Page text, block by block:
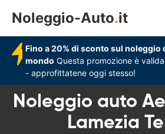
Noleggio-Auto.it
Fino a 20% di sconto sul noleggio
mondo Questa promozione è
- approfittatene oggi stesso!
Noleggio auto
Lamezia